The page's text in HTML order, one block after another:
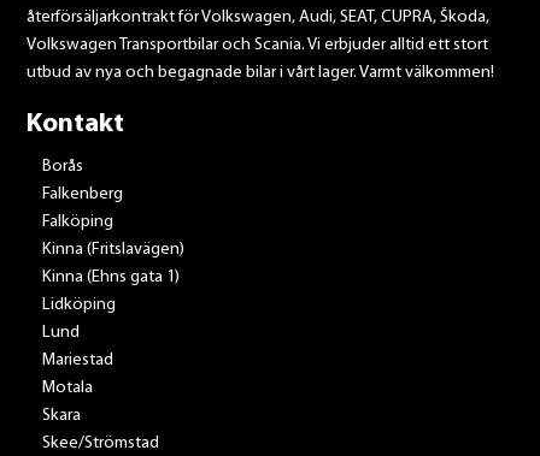
återförsäljarkontrakt för Volkswagen, Audi, SEAT, CUPRA, Škoda,
Volkswagen Transportbilar och Scania. Vi erbjuder alltid ett stort
utbud av nya och begagnade bilar i vårt lager. Varmt välkommen!
Kontakt
Borås
Falkenberg
Falköping
Kinna (Fritslavägen)
Kinna (Ehns gata 1)
Lidköping
Lund
Mariestad
Motala
Skara
Skee/Strömstad